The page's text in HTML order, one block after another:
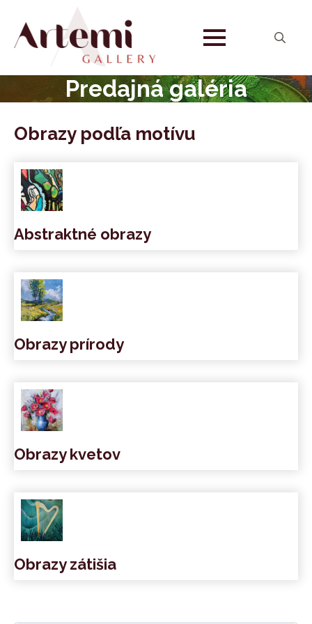
for:
Predajná galéria
Obrazy podľa motívu
Abstraktné obrazy
Obrazy prírody
Obrazy kvetov
Obrazy zátišia